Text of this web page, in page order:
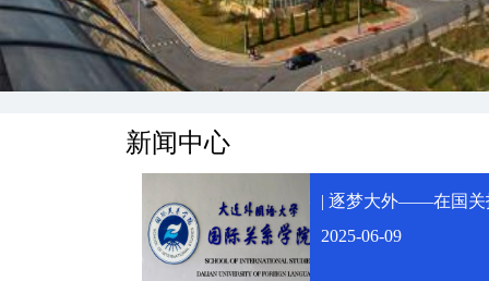
新闻中心
| 逐梦大外——在国关
2025-06-09